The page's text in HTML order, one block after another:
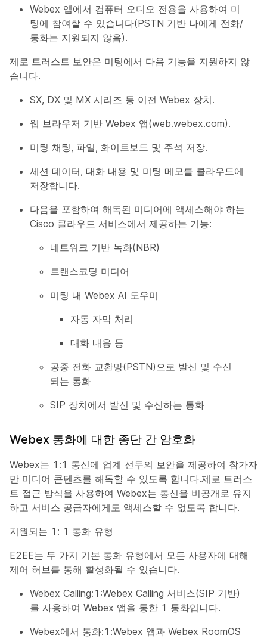
Webex 앱에서 컴퓨터 오디오 전용을 사용하여 미
팅에 참여할 수 있습니다(PSTN 기반 나에게 전화/
통화는 지원되지 않음).
제로 트러스트 보안은 미팅에서 다음 기능을 지원하지 않
습니다.
SX, DX 및 MX 시리즈 등 이전 Webex 장치.
웹 브라우저 기반 Webex 앱(web.webex.com).
미팅 채팅, 파일, 화이트보드 및 주석 저장.
세션 데이터, 대화 내용 및 미팅 메모를 클라우드에
저장합니다.
다음을 포함하여 해독된 미디어에 액세스해야 하는
Cisco 클라우드 서비스에서 제공하는 기능:
네트워크 기반 녹화(NBR)
트랜스코딩 미디어
미팅 내 Webex AI 도우미
자동 자막 처리
대화 내용 등
공중 전화 교환망(PSTN)으로 발신 및 수신
되는 통화
SIP 장치에서 발신 및 수신하는 통화
Webex 통화에 대한 종단 간 암호화
Webex는 1:1 통신에 업계 선두의 보안을 제공하여 참가자
만 미디어 콘텐츠를 해독할 수 있도록 합니다.제로 트러스
트 접근 방식을 사용하여 Webex는 통신을 비공개로 유지
하고 서비스 공급자에게도 액세스할 수 없도록 합니다.
지원되는 1: 1 통화 유형
E2EE는 두 가지 기본 통화 유형에서 모든 사용자에 대해
제어 허브를 통해 활성화될 수 있습니다.
Webex Calling:1:Webex Calling 서비스(SIP 기반)
를 사용하여 Webex 앱을 통한 1 통화입니다.
Webex에서 통화:1:Webex 앱과 Webex RoomOS